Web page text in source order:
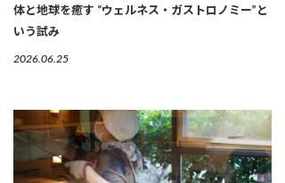
体と地球を癒す “ウェルネス・ガストロノミー”と
いう試み
2026.06.25